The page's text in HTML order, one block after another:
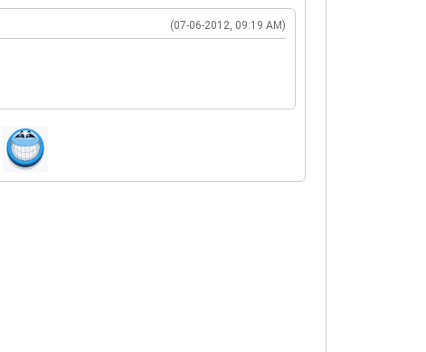
(07-06-2012, 09:19 AM)